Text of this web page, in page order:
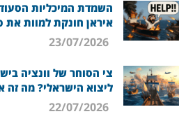
השמדת המיכליות
איראן חונקת למוות את
צי הסוחר של וונציה
ליצוא הישראלי? מה זה